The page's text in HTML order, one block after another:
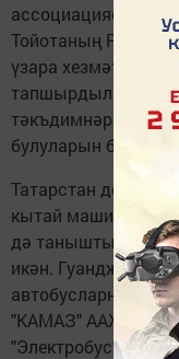
ассоциациясе
Тойотаның
үзара
тапшырдылар.
тәкъдимнәрен
булуларын
Татарстан
кытай машина
дә таныштылар.
икән. Гуанджоу
автобусларның
"КАМАЗ" ААҖендә
"Электробус"